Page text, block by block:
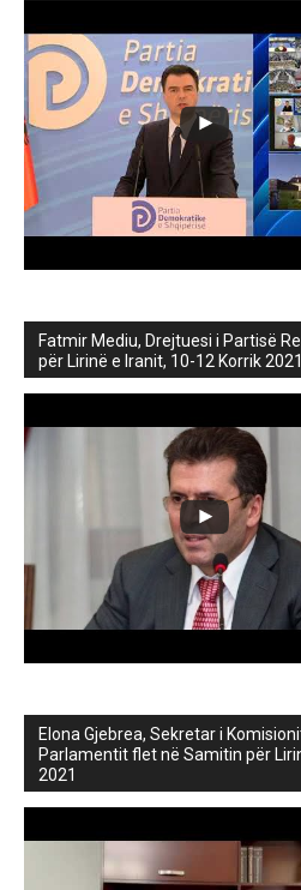
Fatmir Mediu, Drejtuesi i Partisë
për Lirinë e Iranit, 10-12 Korrik 2021
Elona Gjebrea, Sekretar i
Parlamentit flet në Samitin për
2021